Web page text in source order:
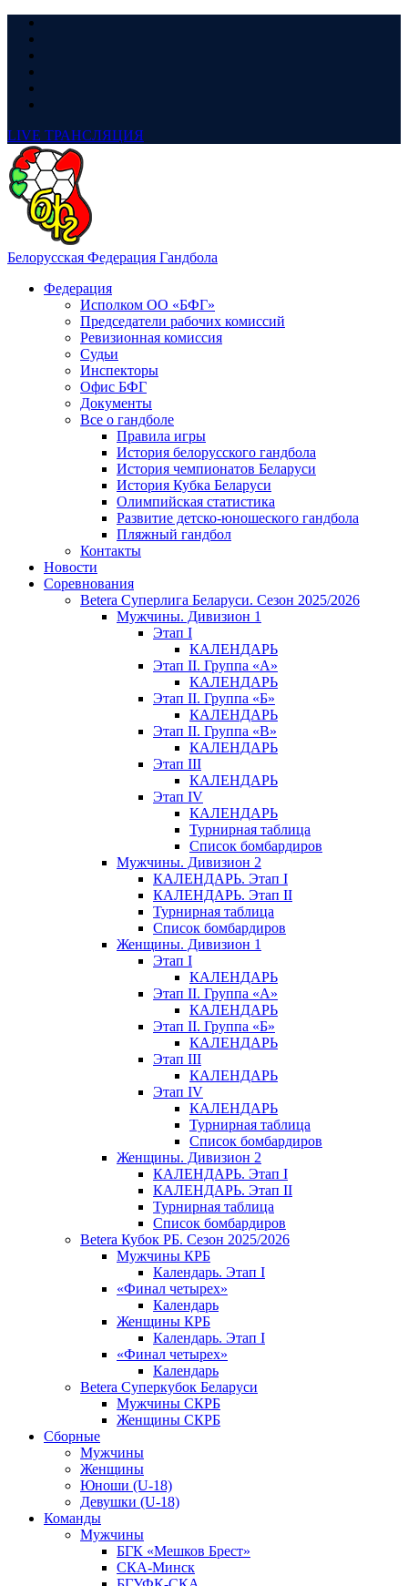
LIVE ТРАНСЛЯЦИЯ
Белорусская Федерация Гандбола
Федерация
Исполком ОО «БФГ»
Председатели рабочих комиссий
Ревизионная комиссия
Судьи
Инспекторы
Офис БФГ
Документы
Все о гандболе
Правила игры
История белорусского гандбола
История чемпионатов Беларуси
История Кубка Беларуси
Олимпийская статистика
Развитие детско-юношеского гандбола
Пляжный гандбол
Контакты
Новости
Соревнования
Betera Суперлига Беларуси. Сезон 2025/2026
Мужчины. Дивизион 1
Этап I
КАЛЕНДАРЬ
Этап II. Группа «А»
КАЛЕНДАРЬ
Этап II. Группа «Б»
КАЛЕНДАРЬ
Этап II. Группа «В»
КАЛЕНДАРЬ
Этап III
КАЛЕНДАРЬ
Этап IV
КАЛЕНДАРЬ
Турнирная таблица
Список бомбардиров
Мужчины. Дивизион 2
КАЛЕНДАРЬ. Этап I
КАЛЕНДАРЬ. Этап II
Турнирная таблица
Список бомбардиров
Женщины. Дивизион 1
Этап I
КАЛЕНДАРЬ
Этап II. Группа «А»
КАЛЕНДАРЬ
Этап II. Группа «Б»
КАЛЕНДАРЬ
Этап III
КАЛЕНДАРЬ
Этап IV
КАЛЕНДАРЬ
Турнирная таблица
Список бомбардиров
Женщины. Дивизион 2
КАЛЕНДАРЬ. Этап I
КАЛЕНДАРЬ. Этап II
Турнирная таблица
Список бомбардиров
Betera Кубок РБ. Сезон 2025/2026
Мужчины КРБ
Календарь. Этап I
«Финал четырех»
Календарь
Женщины КРБ
Календарь. Этап I
«Финал четырех»
Календарь
Betera Суперкубок Беларуси
Мужчины СКРБ
Женщины СКРБ
Сборные
Мужчины
Женщины
Юноши (U-18)
Девушки (U-18)
Команды
Мужчины
БГК «Мешков Брест»
СКА-Минск